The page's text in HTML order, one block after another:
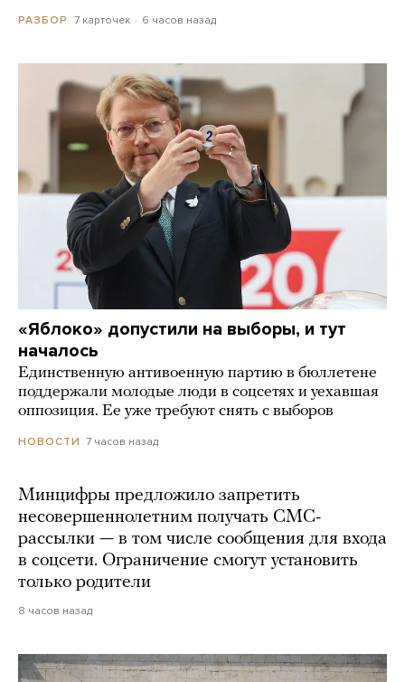
РАЗБОР 7 карточек 6 часов назад
«Яблоко» допустили на выборы, и тут
началось
Единственную антивоенную партию в бюллетене
поддержали молодые люди в соцсетях и уехавшая
оппозиция. Ее уже требуют снять с выборов
НОВОСТИ 7 часов назад
Минцифры предложило запретить
несовершеннолетним получать СМС-
рассылки — в том числе сообщения для входа
в соцсети. Ограничение смогут установить
только родители
8 часов назад